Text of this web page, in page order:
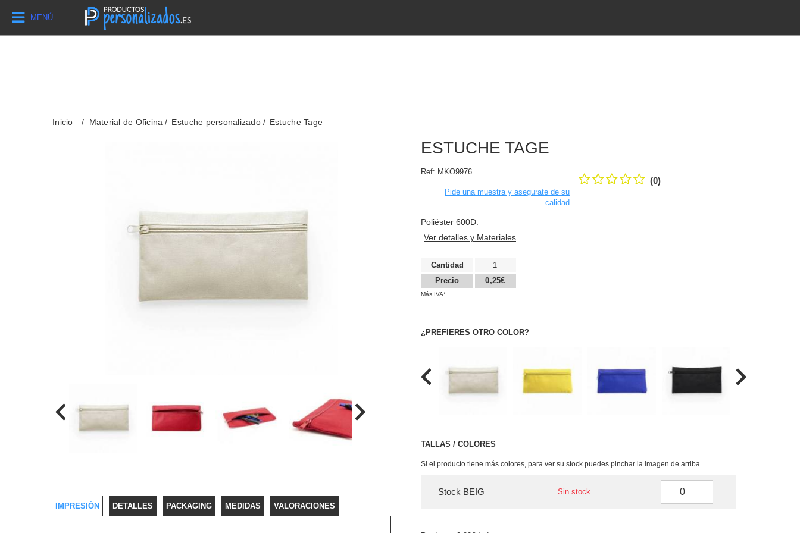
MENÚ
Inicio Material de Oficina Estuche personalizado Estuche Tage
IMPRESIÓN DETALLES PACKAGING MEDIDAS VALORACIONES
ESTUCHE TAGE
Ref: MKO9976
(0)
Pide una muestra y asegurate de su
calidad
Poliéster 600D.
Ver detalles y Materiales
Cantidad
Precio
1
0,25€
Más IVA*
¿PREFIERES OTRO COLOR?
TALLAS / COLORES
Si el producto tiene más colores, para ver su stock puedes pinchar la imagen de arriba
Stock BEIG Sin stock